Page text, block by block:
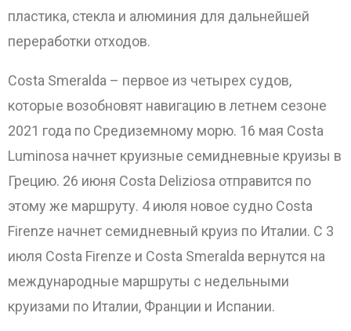
пластика, стекла и алюминия для дальнейшей
переработки отходов.
Costa Smeralda – первое из четырех судов,
которые возобновят навигацию в летнем сезоне
2021 года по Средиземному морю. 16 мая Costa
Luminosa начнет круизные семидневные круизы в
Грецию. 26 июня Costa Deliziosa отправится по
этому же маршруту. 4 июля новое судно Costa
Firenze начнет семидневный круиз по Италии. С 3
июля Costa Firenze и Costa Smeralda вернутся на
международные маршруты с недельными
круизами по Италии, Франции и Испании.
ОТПРАВИТЬ